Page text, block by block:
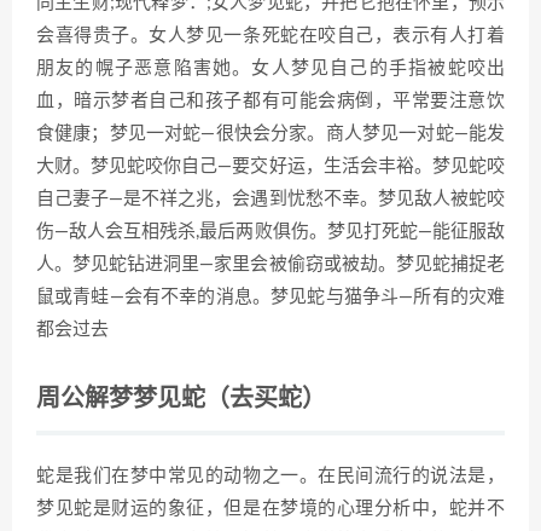
会喜得贵子。女人梦见一条死蛇在咬自己，表示有人打着
朋友的幌子恶意陷害她。女人梦见自己的手指被蛇咬出
血，暗示梦者自己和孩子都有可能会病倒，平常要注意饮
食健康；梦见一对蛇—很快会分家。商人梦见一对蛇—能发
大财。梦见蛇咬你自己—要交好运，生活会丰裕。梦见蛇咬
自己妻子—是不祥之兆，会遇到忧愁不幸。梦见敌人被蛇咬
伤—敌人会互相残杀,最后两败俱伤。梦见打死蛇—能征服敌
人。梦见蛇钻进洞里—家里会被偷窃或被劫。梦见蛇捕捉老
鼠或青蛙—会有不幸的消息。梦见蛇与猫争斗—所有的灾难
都会过去
周公解梦梦见蛇（去买蛇）
蛇是我们在梦中常见的动物之一。在民间流行的说法是，
梦见蛇是财运的象征，但是在梦境的心理分析中，蛇并不